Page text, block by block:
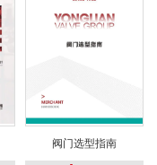
阀门选型指南